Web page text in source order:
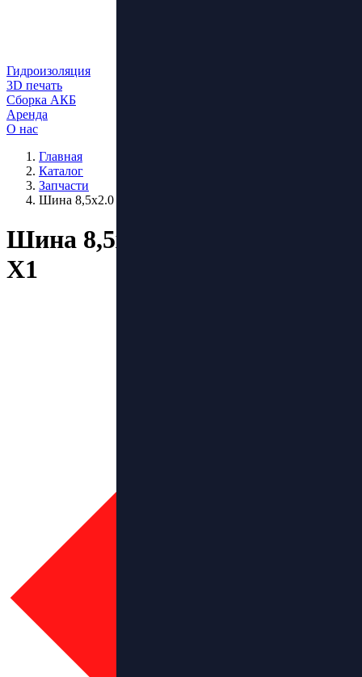
Гидроизоляция
3D печать
Сборка АКБ
Аренда
О нас
Главная
Каталог
Запчасти
Шина 8,5х2.0 (50-134) Kugoo X1
Шина 8,5х2.0 (50-134) Kugoo
X1